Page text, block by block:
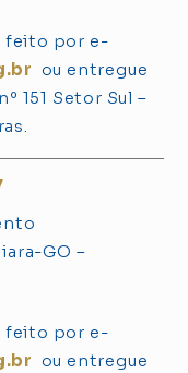
feito por e-
ou entregue
151 Setor Sul –
GO –
feito por e-
ou entregue